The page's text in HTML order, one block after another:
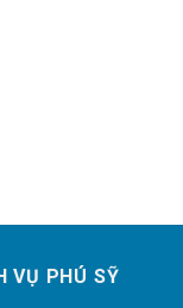
VỤ PHÚ SỸ